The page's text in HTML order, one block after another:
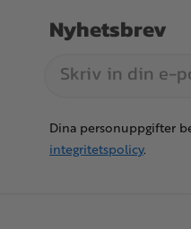
Nyhetsbrev
Dina personuppgifter
integritetspolicy.